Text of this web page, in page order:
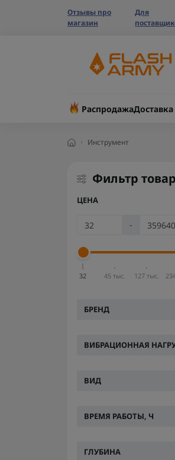
Отзывы про
магазин
Для
Распродажа
Инструмент
Фильтр
ЦЕНА
-
32 45 тыс. 127 тыс.
БРЕНД
ВИБРАЦИОННАЯ
ВИД
ВРЕМЯ РАБОТЫ, Ч
ГЛУБИНА